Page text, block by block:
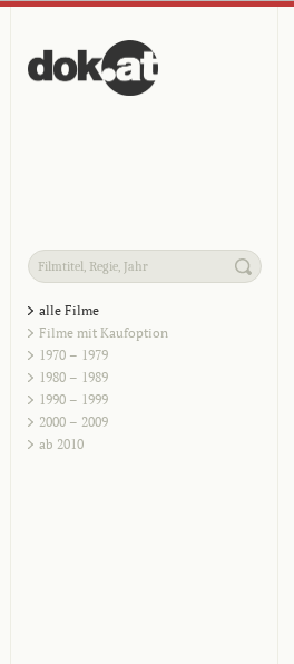
alle Filme
Filme mit Kaufoption
1970 – 1979
1980 – 1989
1990 – 1999
2000 – 2009
ab 2010